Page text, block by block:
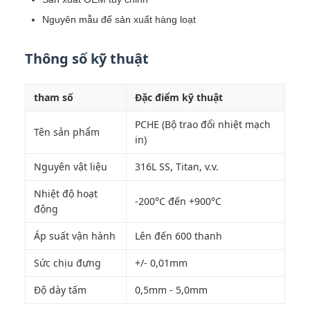
Nguyên mẫu để sản xuất hàng loạt
Thông số kỹ thuật
tham số Đặc điểm kỹ thuật
Tên sản phẩm
PCHE (Bộ trao đổi nhiệt mạch
in)
Nguyên vật liệu 316L SS, Titan, v.v.
Nhiệt độ hoạt
động
-200°C đến +900°C
Áp suất vận hành Lên đến 600 thanh
Sức chịu đựng +/- 0,01mm
Độ dày tấm 0,5mm - 5,0mm